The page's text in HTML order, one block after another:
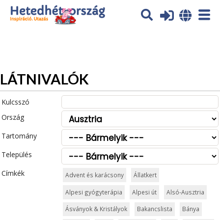
Az oldal sütiket (cookies) használ. További tájékoztatás itt:
Adatvédelmi tájékoztató
LÁTNIVALÓK
Kulcsszó
Ország
Tartomány
Település
Címkék
Advent és karácsony Állatkert
Alpesi gyógyterápia Alpesi út Alsó-Ausztria
Ásványok & Kristályok Bakancslista Bánya